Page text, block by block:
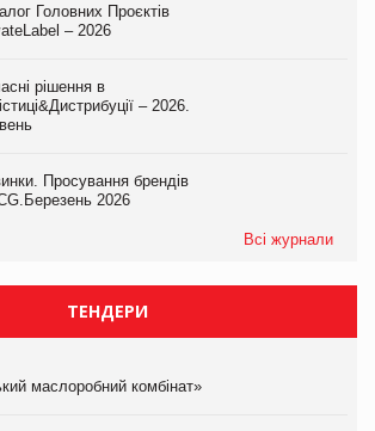
Головних Проєктів
– 2026
рішення в
– 2026.
Просування брендів
2026
Всі журнали
ТЕНДЕРИ
маслоробний комбінат»